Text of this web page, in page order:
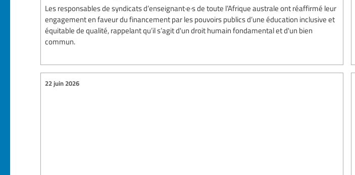
Les responsables de syndicats d’enseignant·e·s de toute l’Afrique australe ont réaffirmé leur
engagement en faveur du financement par les pouvoirs publics d’une éducation inclusive et
équitable de qualité, rappelant qu’il s’agit d'un droit humain fondamental et d'un bien
commun.
22 juin 2026